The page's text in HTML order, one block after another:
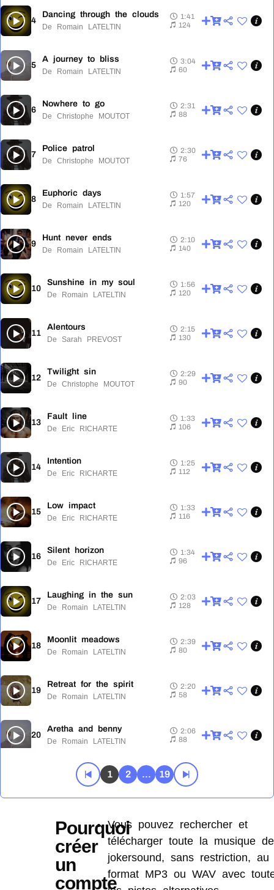
4
Dancing through the clouds
De Romain LATELTIN
1:41
1:41
124
5
A journey to bliss
De Romain LATELTIN
3:04
3:04
60
6
Nowhere to go
De Christophe MOUTOT
2:31
2:31
88
7
Police patrol
De Christophe MOUTOT
2:30
2:30
76
8
Euphoric days
De Romain LATELTIN
1:57
1:57
120
9
Hunt never ends
De Romain LATELTIN
2:10
2:10
140
10
Sunshine in my soul
De Romain LATELTIN
1:56
1:56
120
11
Alentours
De Sarah PREVOST
2:15
2:15
130
12
Twilight sin
De Christophe MOUTOT
2:29
2:29
90
13
Fault line
De Eric RICHARTE
1:33
1:33
106
14
Intention
De Eric RICHARTE
1:25
1:25
112
15
Low impact
De Eric RICHARTE
1:33
1:33
116
16
Silent horizon
De Eric RICHARTE
1:34
1:34
96
17
Laughing in the sun
De Romain LATELTIN
2:03
2:03
128
18
Moonlit meadows
De Romain LATELTIN
2:39
2:39
80
19
Retreat for the spirit
De Romain LATELTIN
2:20
2:20
58
20
Aretha and benny
De Romain LATELTIN
2:06
2:06
88
Enigma
De Eric RICHARTE
1:41
1:41
74
De Romain LATELTIN
2:22
2:22
105
Bazaars at dusk
De Romain LATELTIN
3:09
65
1 2 ... 19
Pourquoi
créer
un
compte
Vous pouvez rechercher et
télécharger toute la musique de
jokersound, sans restriction, au
format MP3 ou WAV avec